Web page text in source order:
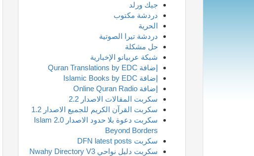
جيك ورلد
دردشة مكتوب
الحرية
دردشة تيرا الصوتية
حل مشكلة
شبكة عربيانو الإخبارية
إضافة Quran Translations by EDC
إضافة Islamic Books by EDC
إضافة Online Quran Radio
سكربت المقالات الاصدار 2.2
سكربت القرآن الكريم للجميع الاصدار 1.2
سكربت دعوة بلا حدود الاصدار 2.0 Islam
Beyond Borders
سكربت DFN latest posts
سكربت دليل نواحي Nwahy Directory V3